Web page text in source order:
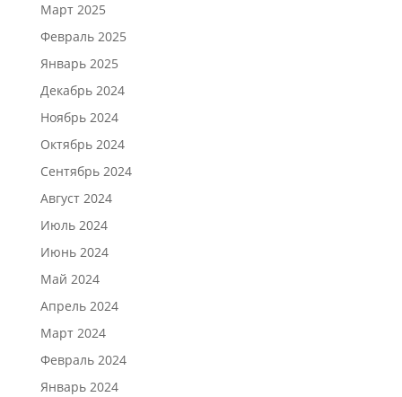
Март 2025
Февраль 2025
Январь 2025
Декабрь 2024
Ноябрь 2024
Октябрь 2024
Сентябрь 2024
Август 2024
Июль 2024
Июнь 2024
Май 2024
Апрель 2024
Март 2024
Февраль 2024
Январь 2024